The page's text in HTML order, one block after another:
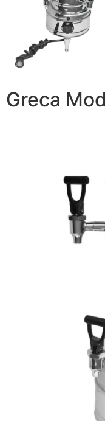
Greca